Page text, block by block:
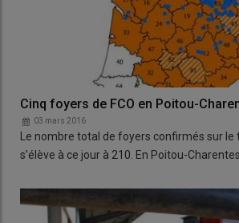
Cinq foyers de FCO en Poitou-
03 mars 2016
Le nombre total de foyers confirmés sur
s’élève à ce jour à 210. En Poitou-